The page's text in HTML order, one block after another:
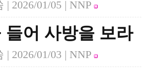
| 2026/01/05 | NNP
들어 사방을 보라
| 2026/01/03 | NNP